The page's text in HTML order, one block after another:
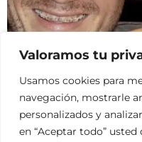
Valoramos tu
Usamos cookies para
navegación, mostrarle
personalizados y
en “Aceptar todo”
Como podéis
son muchas más que las
un tema sólo para
de los 30 es sinónimo